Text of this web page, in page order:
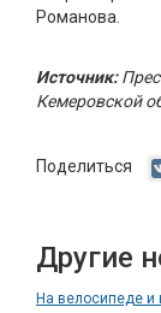
Романова.
Источник:
Кемеровской
Поделиться
Другие
На велосипеде и